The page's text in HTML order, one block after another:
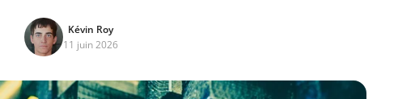
Kévin Roy
11 juin 2026